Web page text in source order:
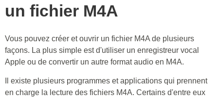
un fichier M4A
Vous pouvez créer et ouvrir un fichier M4A de plusieurs
façons. La plus simple est d'utiliser un enregistreur vocal
Apple ou de convertir un autre format audio en M4A.
Il existe plusieurs programmes et applications qui prennent
en charge la lecture des fichiers M4A. Certains d'entre eux